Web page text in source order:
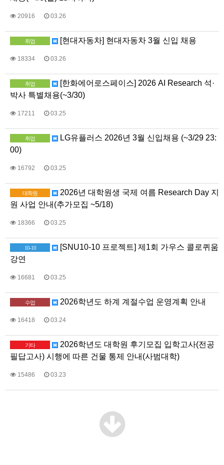
20916 03.26
취업 [현대자동차] 현대자동차 3월 신입 채용
18334 03.26
취업
[한화에어로스페이스] 2026 AI Research 석·
박사 특별채용(~3/30)
17211 03.25
취업
LG유플러스 2026년 3월 신입채용 (~3/29 23:
00)
16792 03.25
대학원
2026년 대학원생 국제 여름 Research Day 지
원 사업 안내(추가모집 ~5/18)
18366 03.25
10-10
[SNU10-10 프로젝트] 제1회 가우스 콜로퀴움
강연
16681 03.25
수업 2026학년도 하계 계절수업 운영계획 안내
16418 03.24
기타
2026학년도 대학원 후기모집 입학고사(전공
필답고사) 시행에 따른 건물 통제 안내(사범대학)
15486 03.23